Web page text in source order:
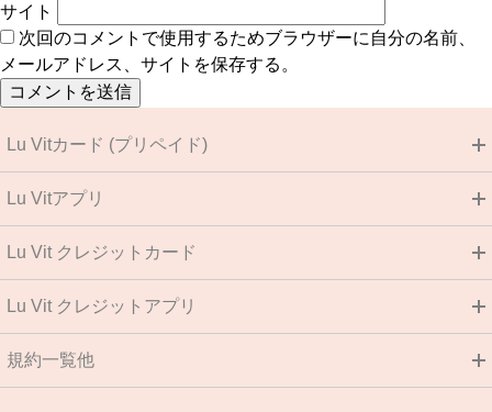
サイト
次回のコメントで使用するためブラウザーに自分の名前、
メールアドレス、サイトを保存する。
Lu Vitカード (プリペイド)
Lu Vitアプリ
Lu Vit クレジットカード
Lu Vit クレジットアプリ
規約一覧他